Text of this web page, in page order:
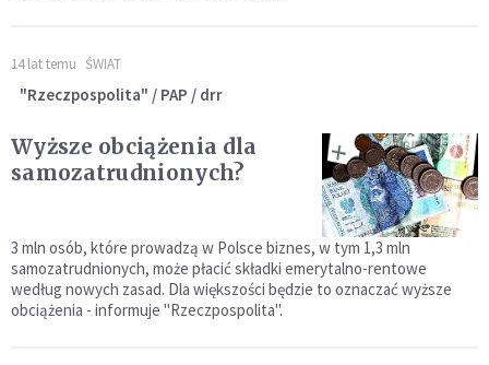
14 lat temu ŚWIAT
"Rzeczpospolita" / PAP / drr
Wyższe obciążenia dla
samozatrudnionych?
3 mln osób, które prowadzą w Polsce biznes, w tym 1,3 mln
samozatrudnionych, może płacić składki emerytalno-rentowe
według nowych zasad. Dla większości będzie to oznaczać wyższe
obciążenia - informuje "Rzeczpospolita".